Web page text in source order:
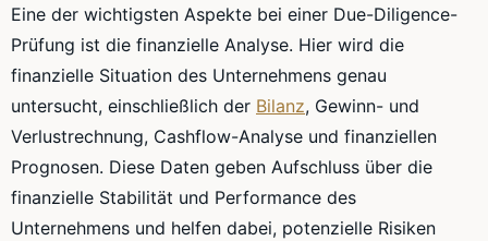
Eine der wichtigsten Aspekte bei einer Due-Diligence-
Prüfung ist die finanzielle Analyse. Hier wird die
finanzielle Situation des Unternehmens genau
untersucht, einschließlich der Bilanz, Gewinn- und
Verlustrechnung, Cashflow-Analyse und finanziellen
Prognosen. Diese Daten geben Aufschluss über die
finanzielle Stabilität und Performance des
Unternehmens und helfen dabei, potenzielle Risiken